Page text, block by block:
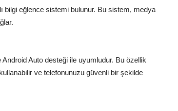
bilgi eğlence sistemi bulunur. Bu sistem, medya
Auto desteği ile uyumludur. Bu özellik
ve telefonunuzu güvenli bir şekilde